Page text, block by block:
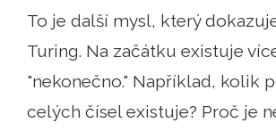
To je další mysl, který
Turing. Na začátku existuje
"nekonečno." Například, kolik
celých čísel existuje? Proč je